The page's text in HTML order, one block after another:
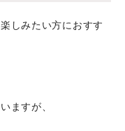
しみたい方におすす
ますが、